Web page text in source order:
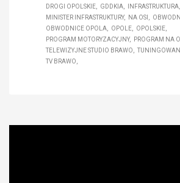
DROGI OPOLSKIE
GDDKIA
INFRASTRUKTURA
MINISTER INFRASTRUKTURY
NA OSI
OBWODNICE OPOLA
OPOLE
OPOLSKIE
PROGRAM MOTORYZACYJNY
PROGRAM NA
TELEWIZYJNE STUDIO BRAWO
TV BRAWO